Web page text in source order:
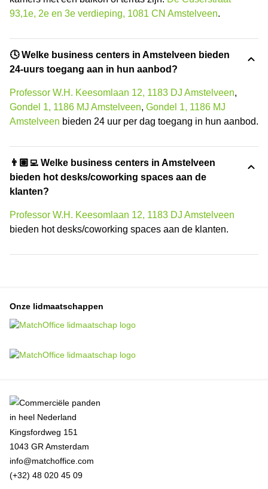
93,1e, 2e en 3e verdieping, 1081 CN Amstelveen.
🕓 Welke business centers in Amstelveen bieden
24-uurs toegang aan in hun aanbod?
Professor W.H. Keesomlaan 12, 1183 DJ Amstelveen,
Gondel 1, 1186 MJ Amstelveen, Gondel 1, 1186 MJ
Amstelveen bieden 24 uur per dag toegang in hun aanbod.
👨🏽‍💻 Welke business centers in Amstelveen
bieden hot desks/coworking spaces aan de
klanten?
Professor W.H. Keesomlaan 12, 1183 DJ Amstelveen
bieden hot desks/coworking spaces aan de klanten.
Onze lidmaatschappen
Kingsfordweg 151
1043 GR Amsterdam
info@matchoffice.com
(+32) 48 020 45 09